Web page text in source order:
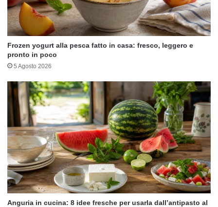
Frozen yogurt alla pesca fatto in casa: fresco, leggero e
pronto in poco
5 Agosto 2026
Anguria in cucina: 8 idee fresche per usarla dall’antipasto al